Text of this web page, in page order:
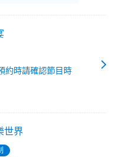
約時請確認節目時
世界